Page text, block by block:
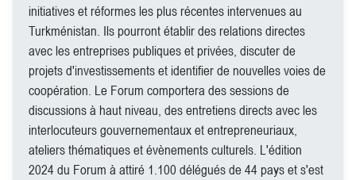
initiatives et réformes les plus récentes intervenues au
Turkménistan. Ils pourront établir des relations directes
avec les entreprises publiques et privées, discuter de
projets d'investissements et identifier de nouvelles voies de
coopération. Le Forum comportera des sessions de
discussions à haut niveau, des entretiens directs avec les
interlocuteurs gouvernementaux et entrepreneuriaux,
ateliers thématiques et évènements culturels. L'édition
2024 du Forum à attiré 1.100 délégués de 44 pays et s'est